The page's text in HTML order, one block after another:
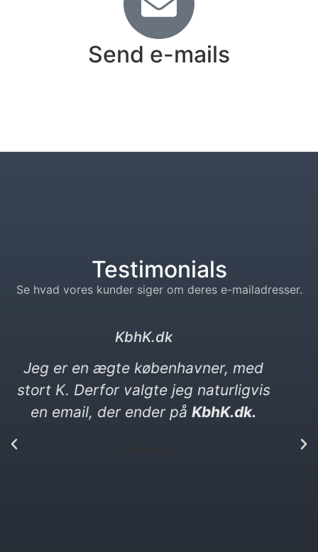
Send e-mails
Testimonials
Se hvad vores kunder siger om deres e-mailadresser.
kebabser. dk
Jeg elsker kebab og vittigheder. Min
nye e-mail må gerne være en
vittighed. Den ender på kebabser. dk​